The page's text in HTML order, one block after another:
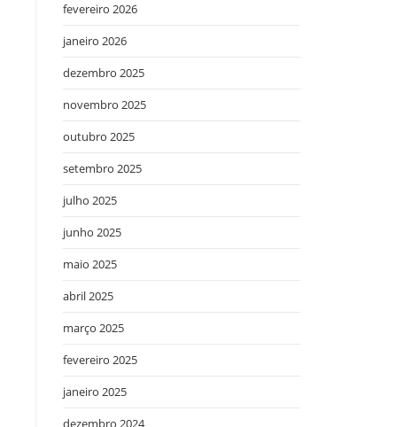
fevereiro 2026
janeiro 2026
dezembro 2025
novembro 2025
outubro 2025
setembro 2025
julho 2025
junho 2025
maio 2025
abril 2025
março 2025
fevereiro 2025
janeiro 2025
dezembro 2024